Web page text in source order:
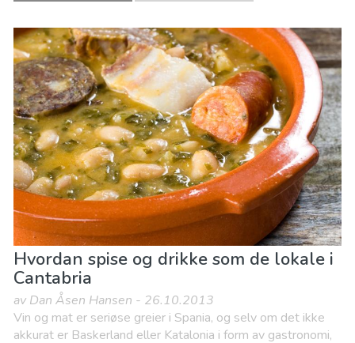
Hvordan spise og drikke som de lokale i
Cantabria
av Dan Åsen Hansen - 26.10.2013
Vin og mat er seriøse greier i Spania, og selv om det ikke
akkurat er Baskerland eller Katalonia i form av gastronomi,